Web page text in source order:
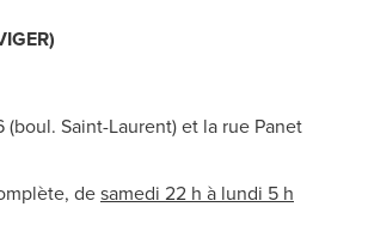
(boul. Saint-Laurent) et la rue Panet
desamedi 22 h à lundi 5 h